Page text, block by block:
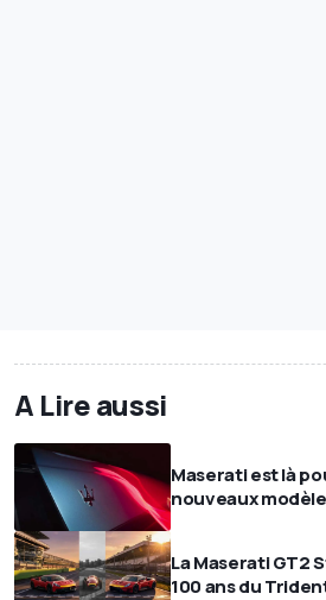
A Lire aussi
Maserati est là
nouveaux
La Maserati GT2
100 ans du